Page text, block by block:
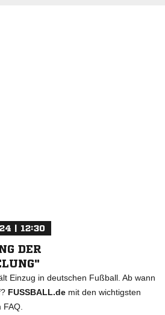
| 12:30
DER
Einzug in deutschen Fußball. Ab wann
FUSSBALL.de mit den wichtigsten